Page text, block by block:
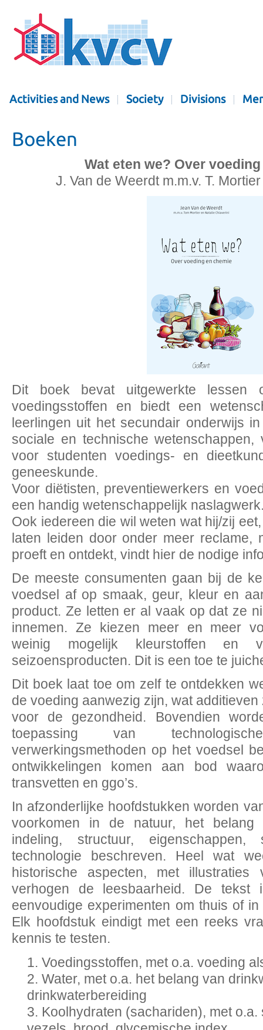
Activities and News Society Divisions
Boeken
Wat eten we? Over
J. Van de Weerdt m.m.v. T.
Dit boek bevat uitgewerkte lessen
voedingsstoffen en biedt een
leerlingen uit het secundair onderwijs
sociale en technische wetenschappen,
voor studenten voedings- en
geneeskunde.
Voor diëtisten, preventiewerkers en
een handig wetenschappelijk
Ook iedereen die wil weten wat hij/zij
laten leiden door onder meer reclame,
proeft en ontdekt, vindt hier de nodige
De meeste consumenten gaan bij de
voedsel af op smaak, geur, kleur en
product. Ze letten er al vaak op dat ze
innemen. Ze kiezen meer en meer
weinig mogelijk kleurstoffen en
seizoensproducten. Dit is een toe te
Dit boek laat toe om zelf te ontdekken
de voeding aanwezig zijn, wat
voor de gezondheid. Bovendien
toepassing van
verwerkingsmethoden op het voedsel
ontwikkelingen komen aan bod
transvetten en ggo’s.
In afzonderlijke hoofdstukken worden
voorkomen in de natuur, het
indeling, structuur,
technologie beschreven. Heel wat
historische aspecten, met illustraties
verhogen de leesbaarheid. De tekst
eenvoudige experimenten om thuis of
Elk hoofdstuk eindigt met een reeks
kennis te testen.
Voedingsstoffen, met o.a. voeding
Water, met o.a. het belang van
drinkwaterbereiding
Koolhydraten (sachariden), met